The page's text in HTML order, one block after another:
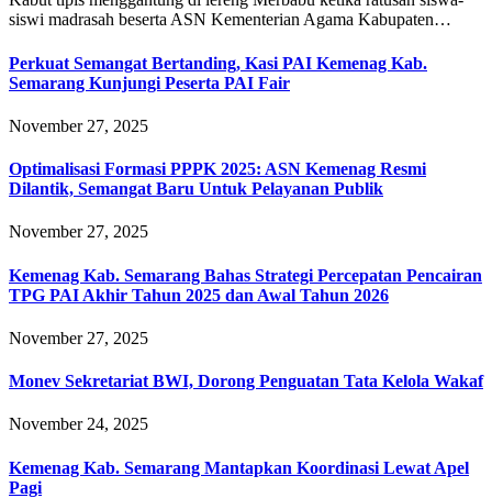
siswi madrasah beserta ASN Kementerian Agama Kabupaten…
Perkuat Semangat Bertanding, Kasi PAI Kemenag Kab.
Semarang Kunjungi Peserta PAI Fair
November 27, 2025
Optimalisasi Formasi PPPK 2025: ASN Kemenag Resmi
Dilantik, Semangat Baru Untuk Pelayanan Publik
November 27, 2025
Kemenag Kab. Semarang Bahas Strategi Percepatan Pencairan
TPG PAI Akhir Tahun 2025 dan Awal Tahun 2026
November 27, 2025
Monev Sekretariat BWI, Dorong Penguatan Tata Kelola Wakaf
November 24, 2025
Kemenag Kab. Semarang Mantapkan Koordinasi Lewat Apel
Pagi